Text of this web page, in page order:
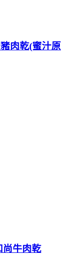
肉乾(蜜汁原
尚牛肉乾